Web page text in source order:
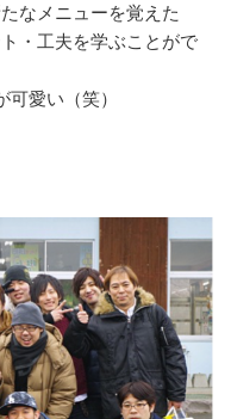
なメニューを覚えた
・工夫を学ぶことがで
愛い（笑）